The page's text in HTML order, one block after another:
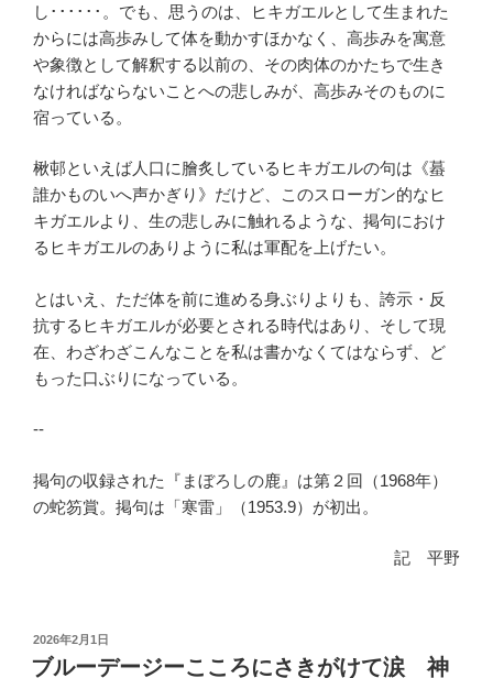
し･･････。でも、思うのは、ヒキガエルとして生まれた
からには高歩みして体を動かすほかなく、高歩みを寓意
や象徴として解釈する以前の、その肉体のかたちで生き
なければならないことへの悲しみが、高歩みそのものに
宿っている。
楸邨といえば人口に膾炙しているヒキガエルの句は《蟇
誰かものいへ声かぎり》だけど、このスローガン的なヒ
キガエルより、生の悲しみに触れるような、掲句におけ
るヒキガエルのありように私は軍配を上げたい。
とはいえ、ただ体を前に進める身ぶりよりも、誇示・反
抗するヒキガエルが必要とされる時代はあり、そして現
在、わざわざこんなことを私は書かなくてはならず、ど
もった口ぶりになっている。
‐‐
掲句の収録された『まぼろしの鹿』は第２回（1968年）
の蛇笏賞。掲句は「寒雷」（1953.9）が初出。
記 平野
投
稿
2026年2月1日
ブルーデージーこころにさきがけて涙 神